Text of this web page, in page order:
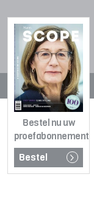
Bestel nu uw
proefabonnement
Bestel